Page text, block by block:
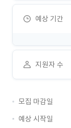
예상 기간
지원자 수
모집 마감일
예상 시작일